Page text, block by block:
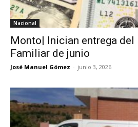
Nacional
Monto| Inician entrega del
Familiar de junio
José Manuel Gómez - junio 3, 2026